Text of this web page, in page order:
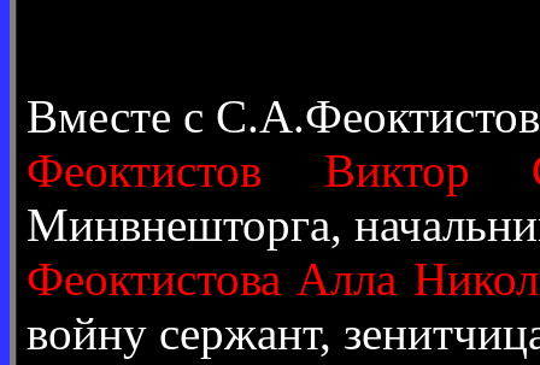
Вместе с
Феоктистов Виктор
Минвнешторга,
Феоктистова Алла
войну сержант,